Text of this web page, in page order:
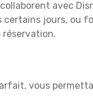
avec
jours, ou
réservation.
vous